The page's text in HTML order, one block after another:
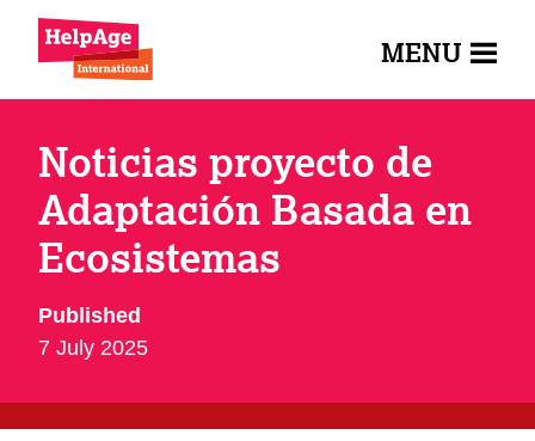
MENU
Noticias proyecto de
Adaptación Basada en
Ecosistemas
Published
7 July 2025